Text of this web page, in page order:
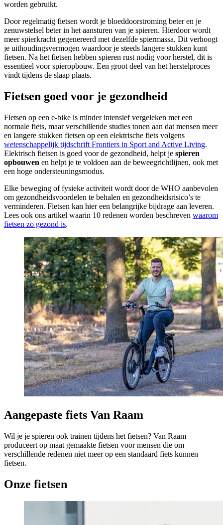
worden gebruikt.
Door regelmatig fietsen wordt je bloeddoorstroming beter en je
zenuwstelsel beter in het aansturen van je spieren. Hierdoor wordt
meer spierkracht gegenereerd met dezelfde spiermassa. Dit verhoogt
je uithoudingsvermogen waardoor je steeds langere stukken kunt
fietsen. Na het fietsen hebben spieren rust nodig voor herstel, dit is
essentieel voor spieropbouw. Een groot deel van het herstelproces
vindt tijdens de slaap plaats.
Fietsen goed voor je gezondheid
Fietsen op een e-bike is minder intensief vergeleken met een
normale fiets, maar verschillende studies tonen aan dat mensen meer
en langere stukken fietsen op een elektrische fiets volgens
wetenschappelijk tijdschrift Frontiers in Sport and Active Living.
Elektrisch fietsen is goed voor de gezondheid, helpt je spieren
opbouwen en helpt je te voldoen aan de beweegrichtlijnen, ook met
een hoge ondersteuningsmodus.
Elke beweging of fysieke activiteit wordt door de WHO aanbevolen
om gezondheidsvoordelen te behalen en gezondheidsrisico’s te
verminderen. Fietsen kan hier een belangrijke bijdrage aan leveren.
Lees ook ons artikel waarin 10 redenen worden beschreven waarom
fietsen zo gezond is.
Aangepaste fiets Van Raam
Wil je je spieren ook trainen tijdens het fietsen? Van Raam
produceert op maat gemaakte fietsen voor mensen die om
verschillende redenen niet meer op een standaard fiets kunnen
fietsen.
Onze fietsen